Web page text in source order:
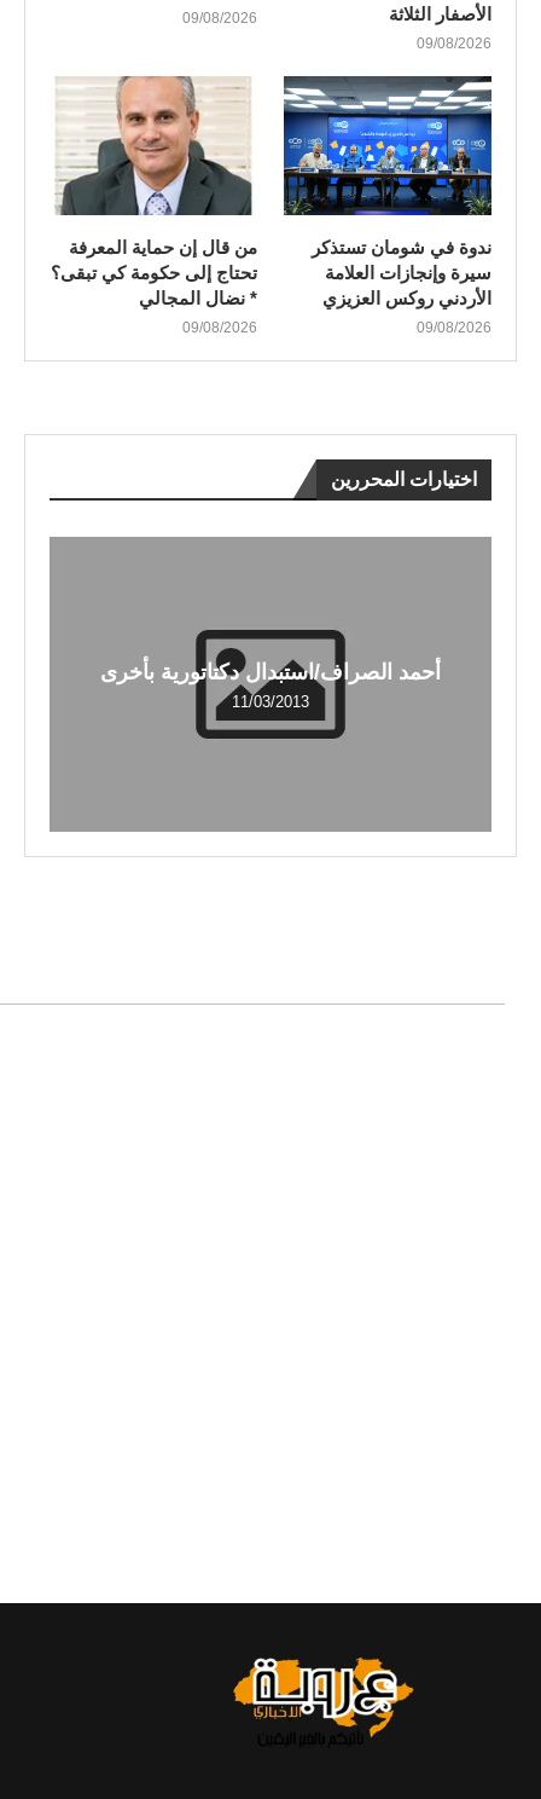
الأصفار الثلاثة
09/08/2026
09/08/2026
ندوة في شومان تستذكر
سيرة وإنجازات العلامة
الأردني روكس العزيزي
09/08/2026
من قال إن حماية المعرفة
تحتاج إلى حكومة كي تبقى؟
* نضال المجالي
09/08/2026
اختيارات المحررين
أحمد الصراف/استبدال دكتاتورية بأخرى
11/03/2013